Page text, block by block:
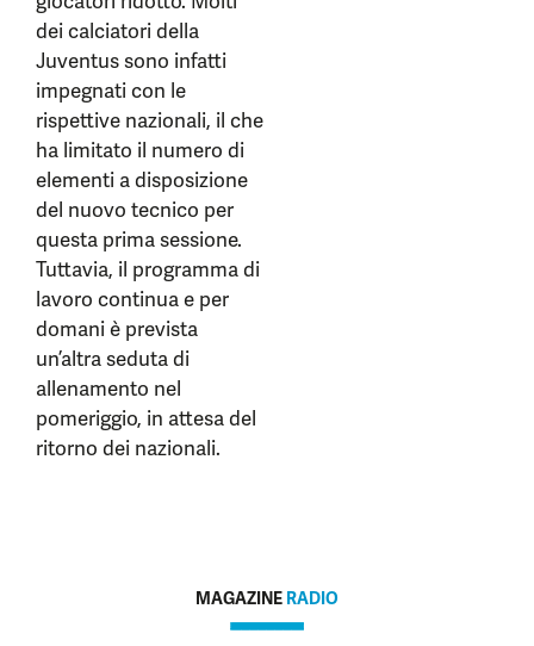
dei calciatori della
Juventus sono infatti
impegnati con le
rispettive nazionali, il che
ha limitato il numero di
elementi a disposizione
del nuovo tecnico per
questa prima sessione.
Tuttavia, il programma di
lavoro continua e per
domani è prevista
un’altra seduta di
allenamento nel
pomeriggio, in attesa del
ritorno dei nazionali.
MAGAZINE RADIO